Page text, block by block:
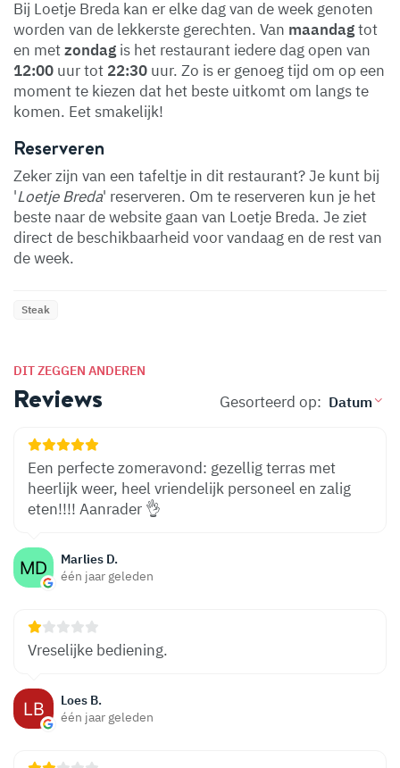
Bij Loetje Breda kan er elke dag van de week genoten
worden van de lekkerste gerechten. Van maandagtot
en metzondag is het restaurant iedere dag open van
12:00 uur tot 22:30 uur. Zo is er genoeg tijd om op een
moment te kiezen dat het beste uitkomt om langs te
komen. Eet smakelijk!
Reserveren
Zeker zijn van een tafeltje in dit restaurant? Je kunt bij
'Loetje Breda' reserveren. Om te reserveren kun je het
beste naar de website gaan van Loetje Breda. Je ziet
direct de beschikbaarheid voor vandaag en de rest van
de week.
Steak
DIT ZEGGEN ANDEREN
Reviews Gesorteerd op:
Marlies D.
één jaar geleden
Een perfecte zomeravond: gezellig terras met
heerlijk weer, heel vriendelijk personeel en zalig
eten!!!! Aanrader 👌
Loes B.
één jaar geleden
Vreselijke bediening.